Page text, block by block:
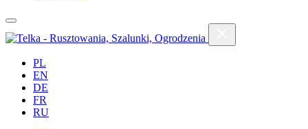
PL
EN
DE
FR
RU